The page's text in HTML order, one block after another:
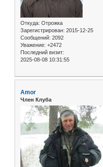
Откуда: Отрожка
Зарегистрирован: 2015-12-25
Сообщений: 2092
Уважение: +2472
Последний визит:
2025-08-08 10:31:55
Amor
Член Клуба